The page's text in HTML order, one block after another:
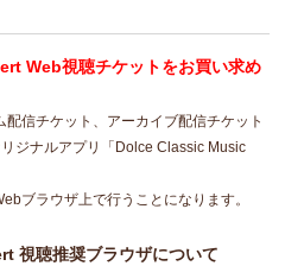
Web視聴チケットをお買い求め
信チケット、アーカイブ配信チケット
ジナルアプリ「Dolce Classic Music
ブラウザ上で行うことになります。
視聴推奨ブラウザについて